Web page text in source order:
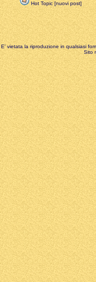
Hot Topic [nuovi post]
E' vietata la riproduzione in qualsiasi
Sito